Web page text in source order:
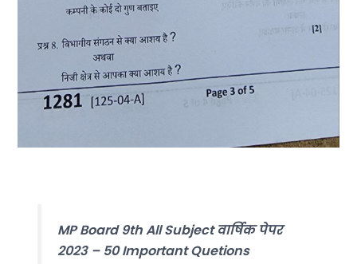
MP Board 9th All Subject वार्षिक पेपर
2023 – 50 Important Quetions